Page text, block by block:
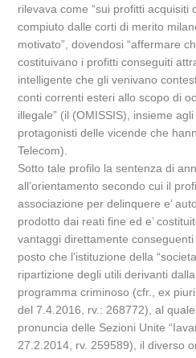
rilevava come “sui profitti acquisiti
compiuto dalle corti di merito
motivato”, dovendosi “affermare
costituivano i profitti conseguiti
intelligente che gli venivano
conti correnti esteri allo scopo di
illegale” (il (OMISSIS), insieme
protagonisti delle vicende che
Telecom).
Sotto tale profilo la sentenza di
all’orientamento secondo cui il
associazione per delinquere e’
prodotto dai reati fine ed e’
vantaggi direttamente conseguenti
posto che l’istituzione della
ripartizione degli utili derivanti
programma criminoso (cfr., ex
del 7.4.2016, rv.: 268772), al
pronuncia delle Sezioni Unite
27.2.2014, rv. 259589), il diverso